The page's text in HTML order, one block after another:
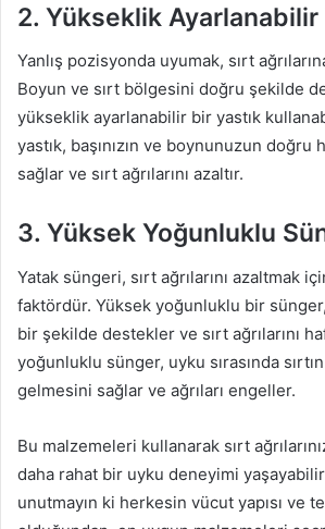
2. Yükseklik Ayarlanabilir
Yanlış pozisyonda uyumak, sırt
Boyun ve sırt bölgesini doğru şekilde
yükseklik ayarlanabilir bir yastık
yastık, başınızın ve boynunuzun doğru
sağlar ve sırt ağrılarını azaltır.
3. Yüksek Yoğunluklu
Yatak süngeri, sırt ağrılarını azaltmak
faktördür. Yüksek yoğunluklu bir
bir şekilde destekler ve sırt ağrılarını
yoğunluklu sünger, uyku sırasında
gelmesini sağlar ve ağrıları engeller.
Bu malzemeleri kullanarak sırt
daha rahat bir uyku deneyimi
unutmayın ki herkesin vücut yapısı ve